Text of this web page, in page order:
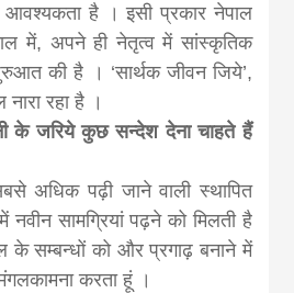
है । इसी प्रकार नेपाल
में, अपने ही नेतृत्व में सांस्कृतिक
की है । ‘सार्थक जीवन जिये’,
रहा है ।
के जरिये कुछ सन्देश देना चाहते हैं
अधिक पढ़ी जाने वाली स्थापित
सामग्रियां पढ़ने को मिलती है
के सम्बन्धों को और प्रगाढ़ बनाने में
करता हूं ।